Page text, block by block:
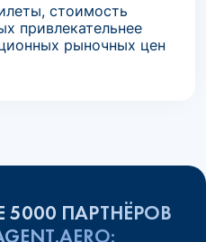
стоимость
привлекательнее
рыночных цен
ПАРТНЁРОВ